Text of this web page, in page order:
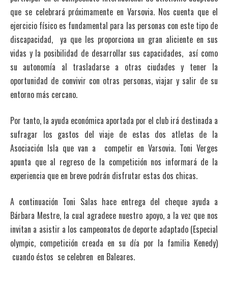
que se celebrará próximamente en Varsovia. Nos cuenta que el
ejercicio físico es fundamental para las personas con este tipo de
discapacidad, ya que les proporciona un gran aliciente en sus
vidas y la posibilidad de desarrollar sus capacidades, así como
su autonomía al trasladarse a otras ciudades y tener la
oportunidad de convivir con otras personas, viajar y salir de su
entorno más cercano.
Por tanto, la ayuda económica aportada por el club irá destinada a
sufragar los gastos del viaje de estas dos atletas de la
Asociación Isla que van a competir en Varsovia. Toni Verges
apunta que al regreso de la competición nos informará de la
experiencia que en breve podrán disfrutar estas dos chicas.
A continuación Toni Salas hace entrega del cheque ayuda a
Bárbara Mestre, la cual agradece nuestro apoyo, a la vez que nos
invitan a asistir a los campeonatos de deporte adaptado (Especial
olympic, competición creada en su día por la familia Kenedy)
cuando éstos se celebren en Baleares.